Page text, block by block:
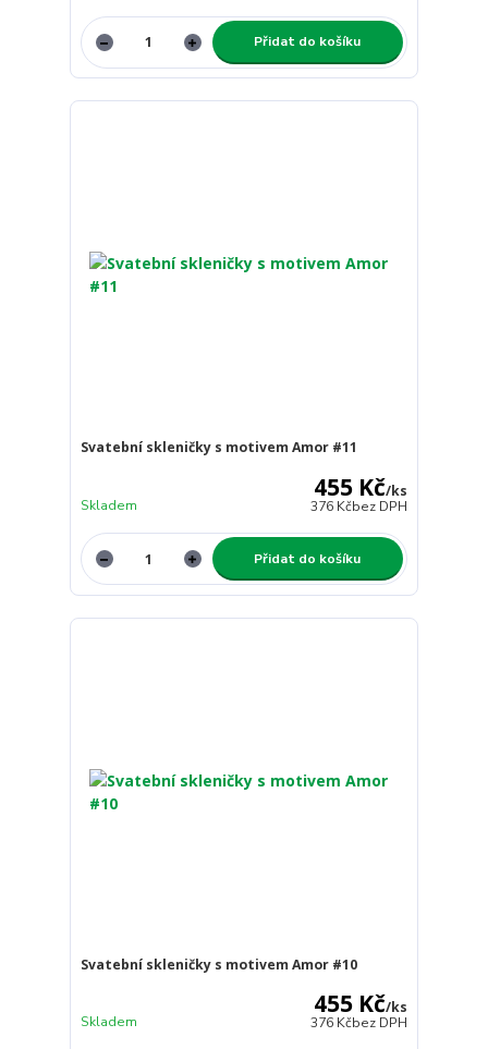
Přidat do košíku
Svatební skleničky s motivem Amor #11
455 Kč/ks
376 Kčbez DPH
Skladem
Přidat do košíku
Svatební skleničky s motivem Amor #10
455 Kč/ks
376 Kčbez DPH
Skladem